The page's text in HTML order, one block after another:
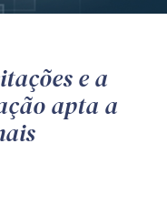
e a
apta a